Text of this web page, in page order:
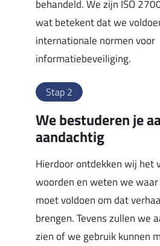
behandeld. We zijn ISO
wat betekent dat we
internationale normen voor
informatiebeveiliging.
Stap 2
We bestuderen je
aandachtig
Hierdoor ontdekken wij het
woorden en weten we
moet voldoen om dat
brengen. Tevens zullen we
zien of we gebruik kunnen